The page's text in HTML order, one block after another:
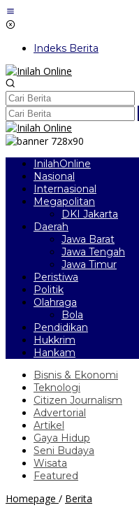
Lewati
ke
Indeks Berita
InilahOnline
Nasional
Internasional
Megapolitan
DKI Jakarta
Daerah
Jawa Barat
Jawa Tengah
Jawa Timur
Peristiwa
Politik
Olahraga
Bola
Pendidikan
Hukkrim
Hankam
Bisnis & Ekonomi
Teknologi
Citizen Journalism
Advertorial
Artikel
Gaya Hidup
Seni Budaya
Wisata
Featured
Homepage / Berita